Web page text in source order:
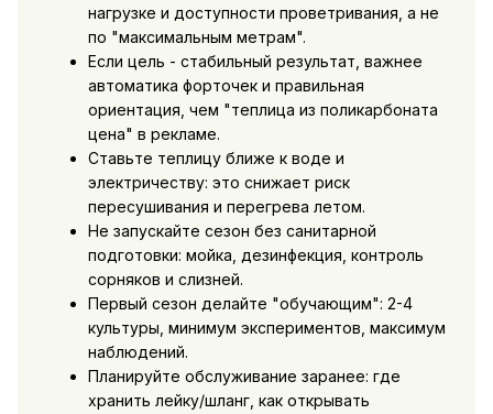
нагрузке и доступности проветривания, а не
по "максимальным метрам".
Если цель - стабильный результат, важнее
автоматика форточек и правильная
ориентация, чем "теплица из поликарбоната
цена" в рекламе.
Ставьте теплицу ближе к воде и
электричеству: это снижает риск
пересушивания и перегрева летом.
Не запускайте сезон без санитарной
подготовки: мойка, дезинфекция, контроль
сорняков и слизней.
Первый сезон делайте "обучающим": 2-4
культуры, минимум экспериментов, максимум
наблюдений.
Планируйте обслуживание заранее: где
хранить лейку/шланг, как открывать